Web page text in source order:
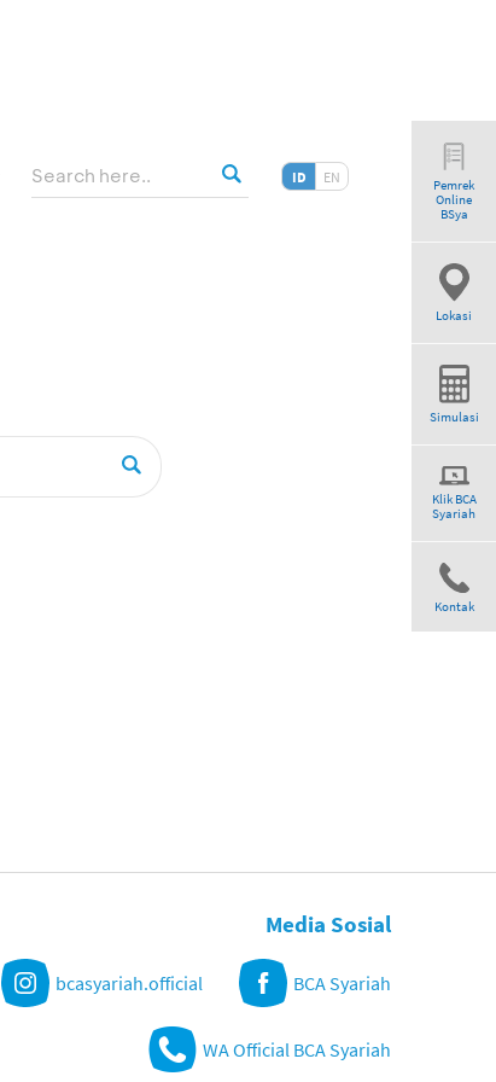
ID EN
Pemrek
Online
BSya
Lokasi
Simulasi
Klik BCA
Syariah
Kontak
Media Sosial
bcasyariah.official BCA Syariah
WA Official BCA Syariah